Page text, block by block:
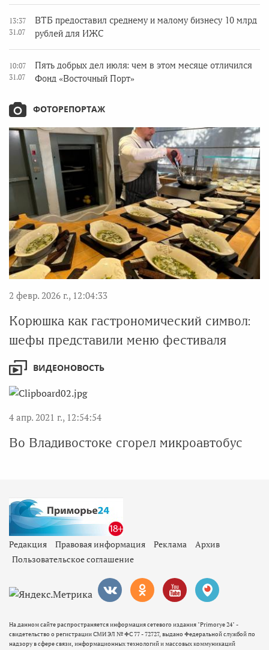
13:37
31.07
ВТБ предоставил среднему и малому бизнесу 10 млрд
рублей для ИЖС
10:07
31.07
Пять добрых дел июля: чем в этом месяце отличился
Фонд «Восточный Порт»
ФОТОРЕПОРТАЖ
2 февр. 2026 г., 12:04:33
Корюшка как гастрономический символ:
шефы представили меню фестиваля
ВИДЕОНОВОСТЬ
4 апр. 2021 г., 12:54:54
Во Владивостоке сгорел микроавтобус
Редакция Правовая информация Реклама
Архив
Пользовательское соглашение
На данном сайте распространяется информация сетевого издания "Primorye 24" -
свидетельство о регистрации СМИ ЭЛ № ФС 77 - 72727, выдано Федеральной службой по
надзору в сфере связи, информационных технологий и массовых коммуникаций